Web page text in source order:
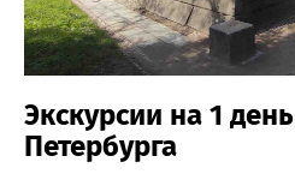
Экскурсии на 1
Петербурга